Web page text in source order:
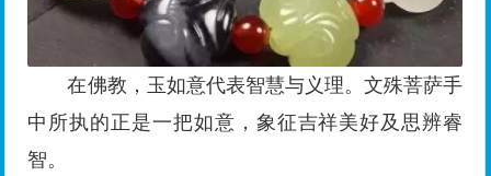
在佛教，玉如意代表智慧与义理。文殊菩萨手
中所执的正是一把如意，象征吉祥美好及思辨睿
智。